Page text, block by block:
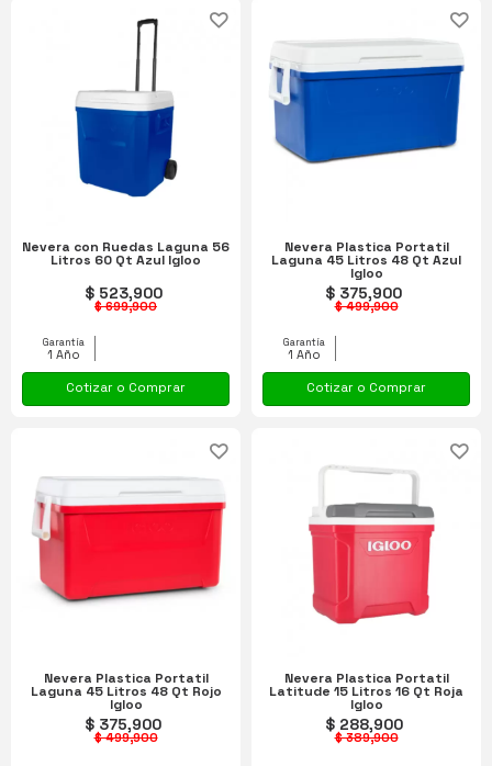
Nevera con Ruedas Laguna 56
Litros 60 Qt Azul Igloo
$ 523,900
$ 699,900
Garantía
1 Año
Cotizar o Comprar
Nevera Plastica Portatil
Laguna 45 Litros 48 Qt Azul
Igloo
$ 375,900
$ 499,900
Garantía
1 Año
Cotizar o Comprar
Nevera Plastica Portatil
Laguna 45 Litros 48 Qt Rojo
Igloo
$ 375,900
$ 499,900
Nevera Plastica Portatil
Latitude 15 Litros 16 Qt Roja
Igloo
$ 288,900
$ 389,900